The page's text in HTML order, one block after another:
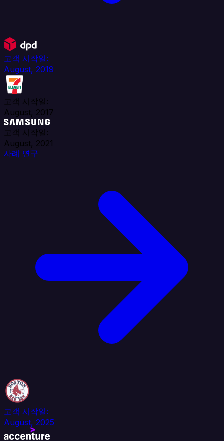
고객 시작일:
August, 2019
고객 시작일:
August, 2017
고객 시작일:
August, 2021
사례 연구
고객 시작일:
August, 2025